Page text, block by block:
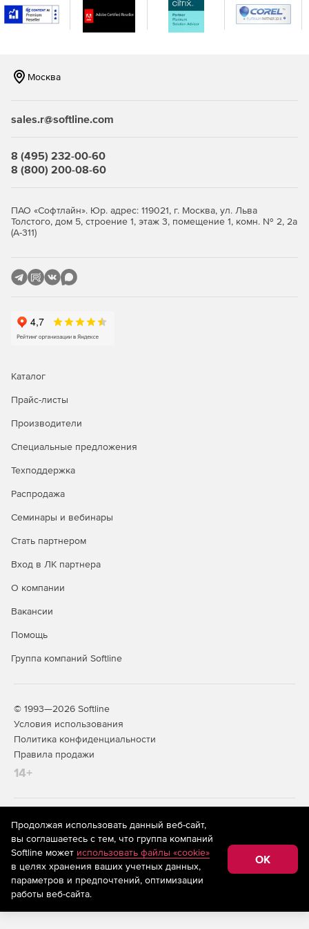
Поддержка иностранных языков. Для чтения и ввода
китайского и японского языков используется набор
двухбайтных символов.
файлов и папок для быстрого доступа к ним. Более
Поддержка атрибутов файлов Unix через расширение
оболочки Explorer и командную строку.
в зависимости от расширения файла.
Москва
sales.r@softline.com
8 (495) 232-00-60
8 (800) 200-08-60
ПАО «Софтлайн». Юр. адрес: 119021, г. Москва, ул. Льва
Толстого, дом 5, строение 1, этаж 3, помещение 1, комн. № 2, 2а
(А-311)
Каталог
Прайс-листы
Производители
Специальные предложения
Техподдержка
Распродажа
Семинары и вебинары
Стать партнером
Вход в ЛК партнера
О компании
Вакансии
Помощь
Группа компаний Softline
© 1993—2026 Softline
Условия использования
Политика конфиденциальности
Правила продажи
14+
На информационном ресурсе store.softline.ru применяются
рекомендательные технологии
(информационные технологии
предоставления информации на основе сбора,
систематизации и анализа сведений, относящихся к
предпочтениям пользователей сети «Интернет»,
находящихся на территории Российской Федерации)
Продолжая использовать данный веб-сайт,
вы соглашаетесь с тем, что группа компаний
Softline может использовать файлы «cookie»
в целях хранения ваших учетных данных,
параметров и предпочтений, оптимизации
работы веб-сайта.
OK